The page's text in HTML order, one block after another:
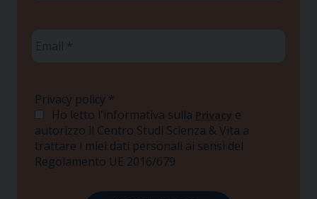
Privacy policy *
Ho letto l'informativa sulla Privacy e
autorizzo il Centro Studi Scienza & Vita a
trattare i miei dati personali ai sensi del
Regolamento UE 2016/679